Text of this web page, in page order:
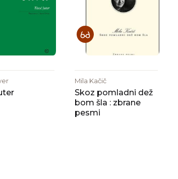
Mila Kačič
Skoz pomladni dež
bom šla : zbrane
pesmi